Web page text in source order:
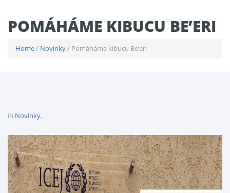
POMÁHÁME KIBUCU BE’ERI
Home/ Novinky/ Pomáháme kibucu Be’eri
in Novinky,